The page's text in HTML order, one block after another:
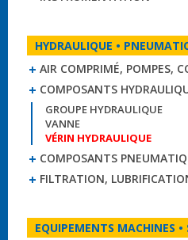
HYDRAULIQUE •
AIR COMPRIMÉ, POMPES,
COMPOSANTS
GROUPE HYDRAULIQUE
VANNE
VÉRIN HYDRAULIQUE
COMPOSANTS
FILTRATION,
EQUIPEMENTS MACHINES •